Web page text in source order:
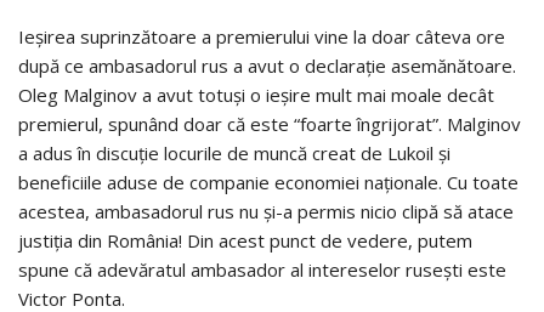
Ieşirea suprinzătoare a premierului vine la doar câteva ore
după ce ambasadorul rus a avut o declaraţie asemănătoare.
Oleg Malginov a avut totuşi o ieşire mult mai moale decât
premierul, spunând doar că este “foarte îngrijorat”. Malginov
a adus în discuţie locurile de muncă creat de Lukoil şi
beneficiile aduse de companie economiei naţionale. Cu toate
acestea, ambasadorul rus nu şi-a permis nicio clipă să atace
justiţia din România! Din acest punct de vedere, putem
spune că adevăratul ambasador al intereselor ruseşti este
Victor Ponta.